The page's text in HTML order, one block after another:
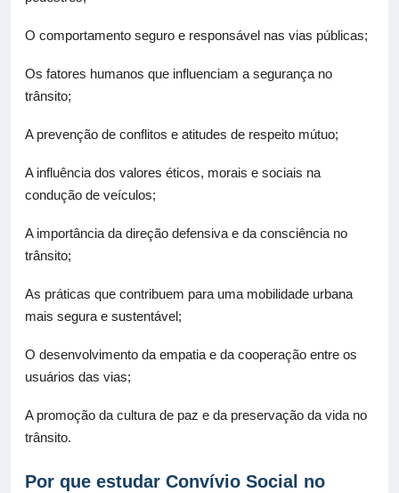
O comportamento seguro e responsável nas vias públicas;
Os fatores humanos que influenciam a segurança no
trânsito;
A prevenção de conflitos e atitudes de respeito mútuo;
A influência dos valores éticos, morais e sociais na
condução de veículos;
A importância da direção defensiva e da consciência no
trânsito;
As práticas que contribuem para uma mobilidade urbana
mais segura e sustentável;
O desenvolvimento da empatia e da cooperação entre os
usuários das vias;
A promoção da cultura de paz e da preservação da vida no
trânsito.
Por que estudar Convívio Social no